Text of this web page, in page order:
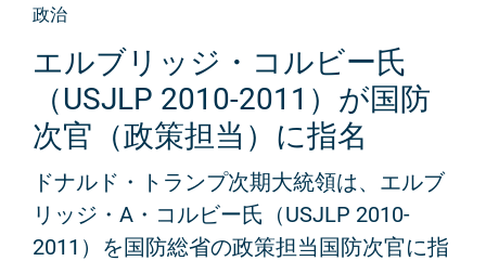
政治
エルブリッジ・コルビー氏
（USJLP 2010-2011）が国防
次官（政策担当）に指名
ドナルド・トランプ次期大統領は、エルブ
リッジ・A・コルビー氏（USJLP 2010-
2011）を国防総省の政策担当国防次官に指